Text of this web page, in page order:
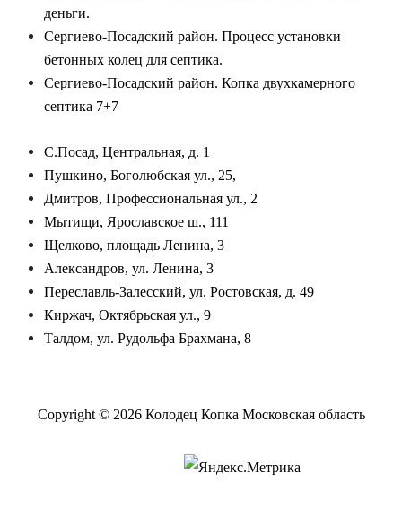
деньги.
Сергиево-Посадский район. Процесс установки
бетонных колец для септика.
Сергиево-Посадский район. Копка двухкамерного
септика 7+7
С.Посад, Центральная, д. 1
Пушкино, Боголюбская ул., 25,
Дмитров, Профессиональная ул., 2
Мытищи, Ярославское ш., 111
Щелково, площадь Ленина, 3
Александров, ул. Ленина, 3
Переславль-Залесский, ул. Ростовская, д. 49
Киржач, Октябрьская ул., 9
Талдом, ул. Рудольфа Брахмана, 8
Copyright © 2026 Колодец Копка Московская область